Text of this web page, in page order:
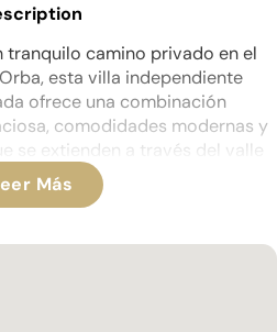
tranquilo camino privado en el
esta villa independiente
ofrece una combinación
comodidades modernas y
se extienden a través del valle
el mar.
de la carretera para varios
Más